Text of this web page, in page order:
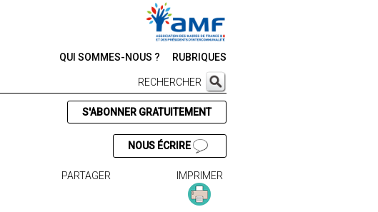
QUI SOMMES-NOUS ? RUBRIQUES
RECHERCHER
S'ABONNER GRATUITEMENT
NOUS ÉCRIRE
PARTAGER IMPRIMER